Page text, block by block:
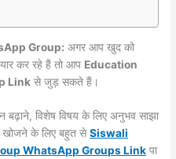
Group: अगर आप खुद को
कर रहे हैं तो आप Education
Link से जुड़ सकते हैं।
बढ़ाने, विशेष विषय के लिए अनुभव साझा
खोजने के लिए बहुत सेSiswali
WhatsApp GroupsLink पा